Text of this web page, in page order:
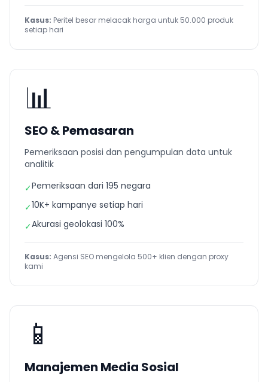
Kasus: Peritel besar melacak harga untuk 50.000 produk
setiap hari
📊
SEO & Pemasaran
Pemeriksaan posisi dan pengumpulan data untuk
analitik
✓Pemeriksaan dari 195 negara
✓10K+ kampanye setiap hari
✓Akurasi geolokasi 100%
Kasus: Agensi SEO mengelola 500+ klien dengan proxy
kami
📱
Manajemen Media Sosial